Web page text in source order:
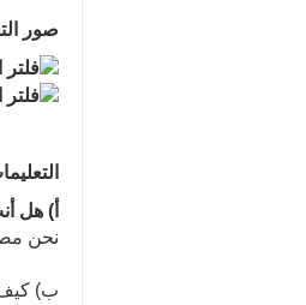
صور
أ) هل
نحن
ب) كيف